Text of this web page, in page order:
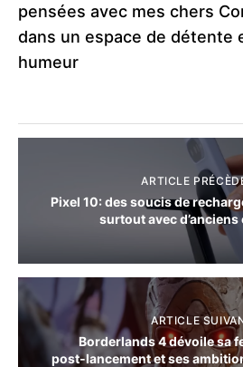
pensées avec mes chers
dans un espace de détente
humeur
ARTICLE
Pixel 10: des soucis de
surtout avec
ARTICLE
Borderlands 4 dévoile sa
post‑lancement et ses